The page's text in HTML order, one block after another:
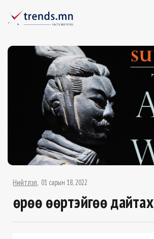
Нийтлэл 01 сарын 18, 2022
Өөрөө өөртэйгөө